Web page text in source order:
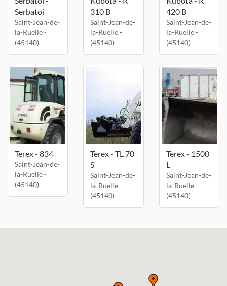
Serbatoi
Saint-Jean-de-
la-Ruelle -
(45140)
310 B
Saint-Jean-de-
la-Ruelle -
(45140)
420 B
Saint-Jean-de-
la-Ruelle -
(45140)
Terex - 834
Saint-Jean-de-
la-Ruelle -
(45140)
Terex - TL 70
S
Saint-Jean-de-
la-Ruelle -
(45140)
Terex - 1500
L
Saint-Jean-de-
la-Ruelle -
(45140)